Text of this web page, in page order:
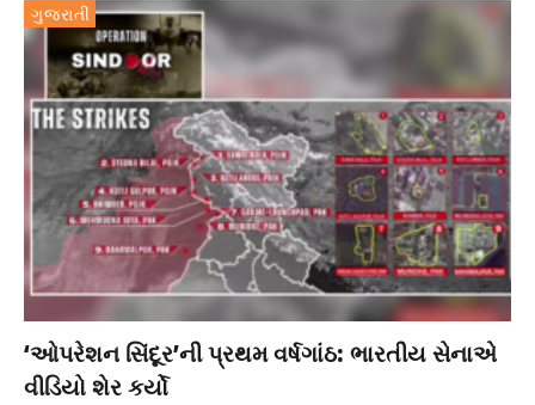
ગુજરાતી
‘ઓપરેશન સિંદૂર’ની પ્રથમ વર્ષગાંઠ: ભારતીય સેનાએ
વીડિયો શેર કર્યો